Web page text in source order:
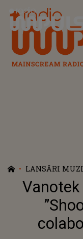
Radio Impuls
LANSĂRI
Vanotek